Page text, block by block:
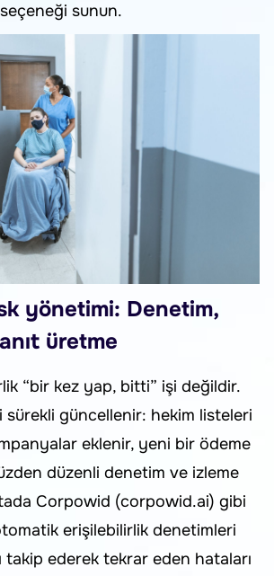
sunun.
yönetimi: Denetim,
üretme
“bir kez yap, bitti” işi değildir.
sürekli güncellenir: hekim listeleri
eklenir, yeni bir ödeme
düzenli denetim ve izleme
Corpowid (corpowid.ai) gibi
erişilebilirlik denetimleri
takip ederek tekrar eden hataları